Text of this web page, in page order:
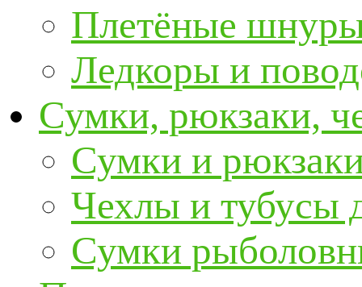
Плетёные
Ледкоры и
Сумки, рюкзаки,
Сумки и
Чехлы и тубусы
Сумки